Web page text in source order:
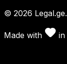
© 2026 Legal.ge.
Made with in